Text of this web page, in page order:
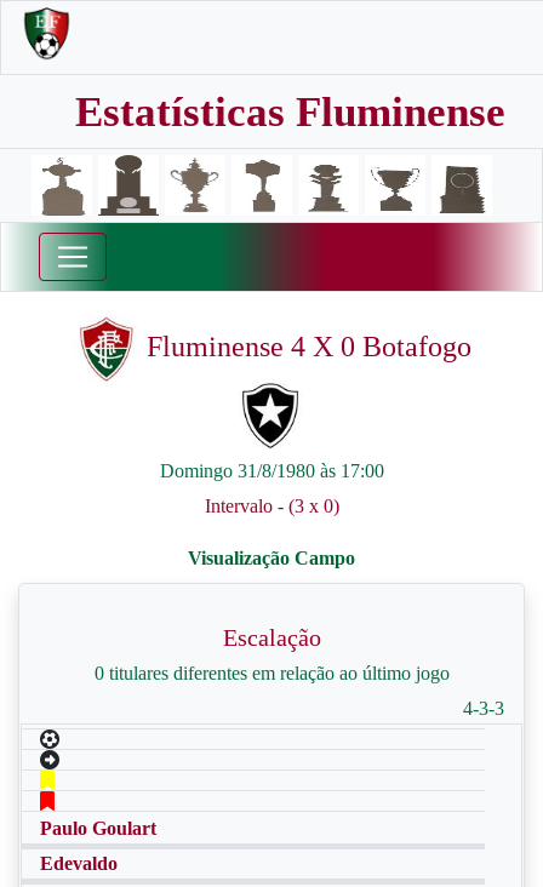
Estatísticas Fluminense
Fluminense 4 X 0 Botafogo
Domingo 31/8/1980 às 17:00
Intervalo - (3 x 0)
Escalação
0 titulares diferentes em relação ao último jogo
4-3-3
Paulo Goulart
Edevaldo